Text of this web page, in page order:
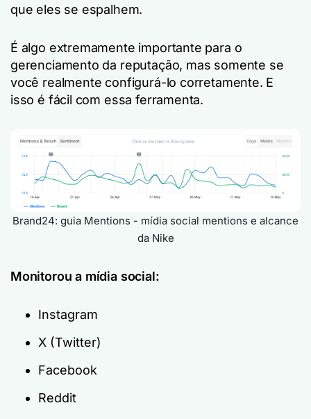
que eles se espalhem.
É algo extremamente importante para o
gerenciamento da reputação, mas somente se
você realmente configurá-lo corretamente. E
isso é fácil com essa ferramenta.
Brand24: guia Mentions - mídia social mentions e alcance
da Nike
Monitorou a mídia social:
Instagram
X (Twitter)
Facebook
Reddit